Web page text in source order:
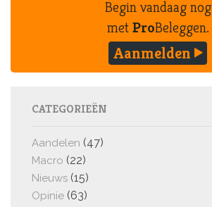
Begin vandaag nog
metProBeleggen.
Aanmelden
CATEGORIEËN
Aandelen (47)
Macro (22)
Nieuws (15)
Opinie (63)